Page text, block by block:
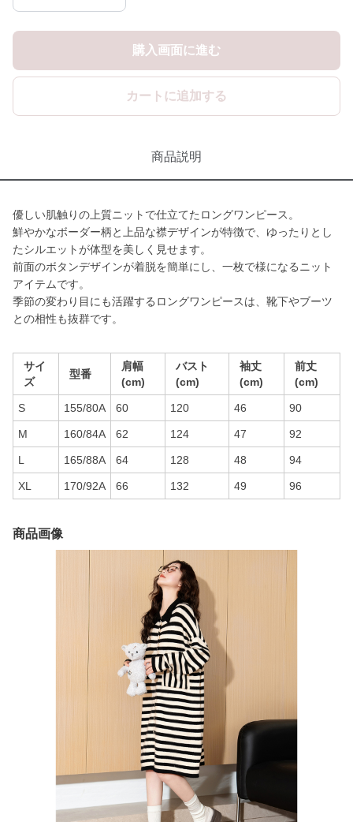
購入画面に進む
カートに追加する
商品説明
優しい肌触りの上質ニットで仕立てたロングワンピース。
鮮やかなボーダー柄と上品な襟デザインが特徴で、ゆったりとし
たシルエットが体型を美しく見せます。
前面のボタンデザインが着脱を簡単にし、一枚で様になるニット
アイテムです。
季節の変わり目にも活躍するロングワンピースは、靴下やブーツ
との相性も抜群です。
サイ
ズ
型番
肩幅
(cm)
バスト
(cm)
袖丈
(cm)
前丈
(cm)
S 155/80A 60 120 46 90
M 160/84A 62 124 47 92
L 165/88A 64 128 48 94
XL 170/92A 66 132 49 96
商品画像